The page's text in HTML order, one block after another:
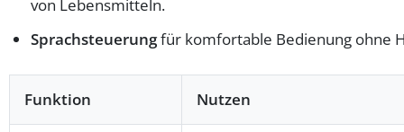
von Lebensmitteln.
Sprachsteuerungfür komfortable Bedienung ohne
Funktion Nutzen